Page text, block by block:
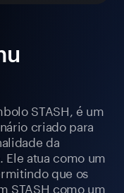
STASH, é um
criado para
da
atua como um
que os
STASH como um